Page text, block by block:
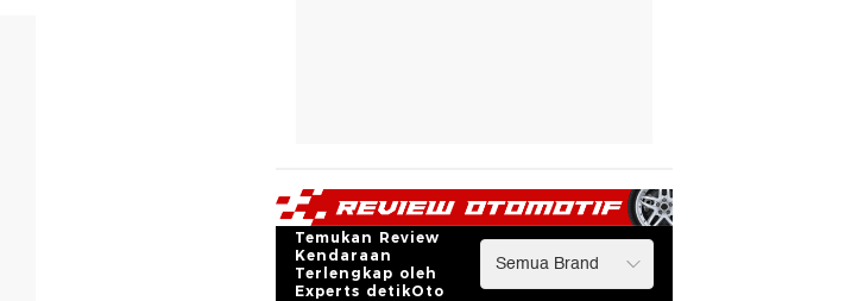
Temukan Review
Kendaraan
Terlengkap oleh
Experts detikOto